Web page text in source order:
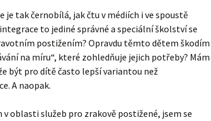
je tak černobílá, jak čtu v médiích i ve spoustě
to jediné správné a speciální školství se
postižením? Opravdu těmto dětem škodím
na míru“, které zohledňuje jejich potřeby? Mám
být pro dítě často lepší variantou než
A naopak.
oblasti služeb pro zrakově postižené, jsem se